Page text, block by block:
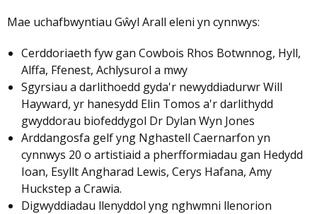
Mae uchafbwyntiau Gŵyl Arall eleni yn cynnwys:
Cerddoriaeth fyw gan Cowbois Rhos Botwnnog, Hyll,
Alffa, Ffenest, Achlysurol a mwy
Sgyrsiau a darlithoedd gyda'r newyddiadurwr Will
Hayward, yr hanesydd Elin Tomos a'r darlithydd
gwyddorau biofeddygol Dr Dylan Wyn Jones
Arddangosfa gelf yng Nghastell Caernarfon yn
cynnwys 20 o artistiaid a pherfformiadau gan Hedydd
Ioan, Esyllt Angharad Lewis, Cerys Hafana, Amy
Huckstep a Crawia.
Digwyddiadau llenyddol yng nghwmni llenorion